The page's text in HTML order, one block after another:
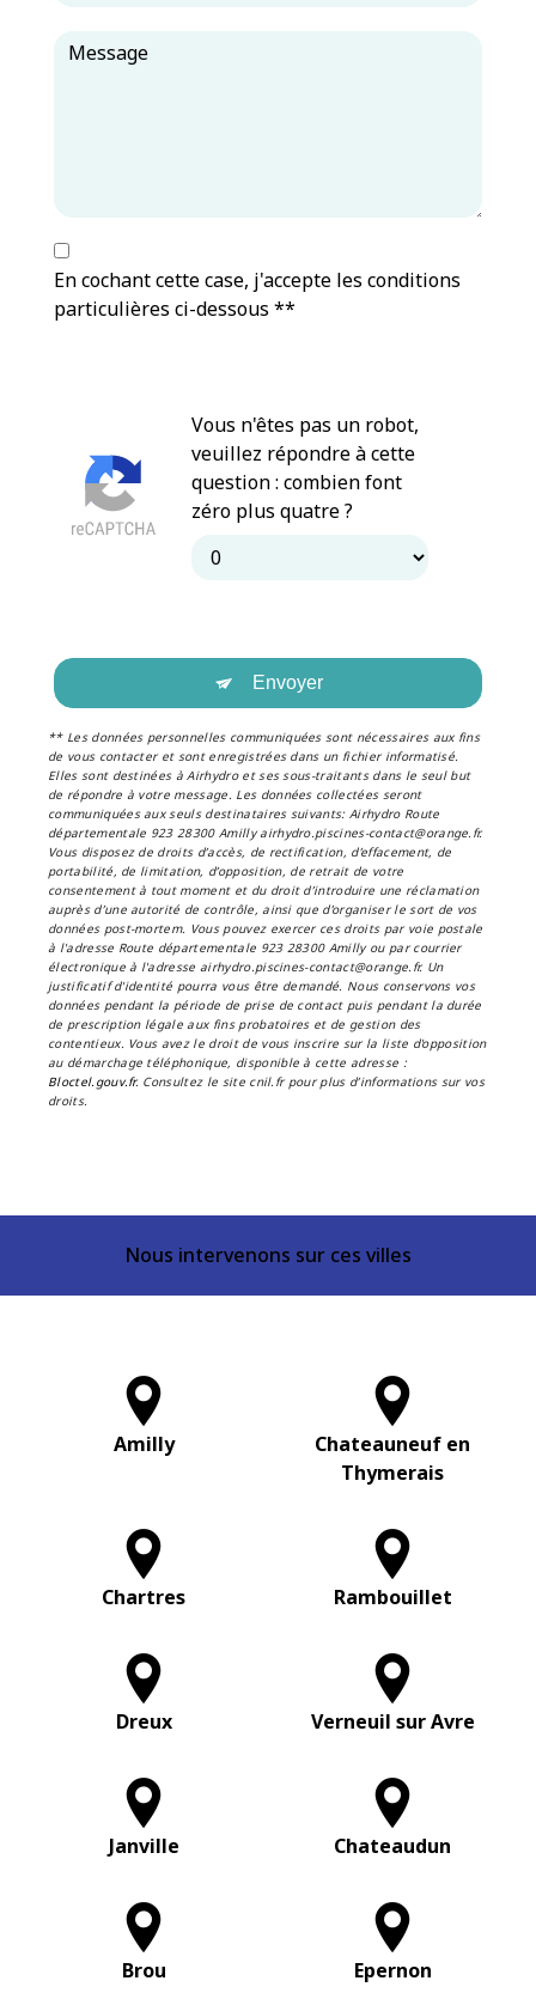
En cochant cette case, j'accepte les conditions
particulières ci-dessous **
Vous n'êtes pas un robot,
veuillez répondre à cette
question : combien font
zéro plus quatre ?
Envoyer
** Les données personnelles communiquées sont nécessaires aux fins
de vous contacter et sont enregistrées dans un fichier informatisé.
Elles sont destinées à Airhydro et ses sous-traitants dans le seul but
de répondre à votre message. Les données collectées seront
communiquées aux seuls destinataires suivants: Airhydro Route
départementale 923 28300 Amilly airhydro.piscines-contact@orange.fr.
Vous disposez de droits d’accès, de rectification, d’effacement, de
portabilité, de limitation, d’opposition, de retrait de votre
consentement à tout moment et du droit d’introduire une réclamation
auprès d’une autorité de contrôle, ainsi que d’organiser le sort de vos
données post-mortem. Vous pouvez exercer ces droits par voie postale
à l'adresse Route départementale 923 28300 Amilly ou par courrier
électronique à l'adresse airhydro.piscines-contact@orange.fr. Un
justificatif d'identité pourra vous être demandé. Nous conservons vos
données pendant la période de prise de contact puis pendant la durée
de prescription légale aux fins probatoires et de gestion des
contentieux. Vous avez le droit de vous inscrire sur la liste d'opposition
au démarchage téléphonique, disponible à cette adresse :
Bloctel.gouv.fr. Consultez le site cnil.fr pour plus d’informations sur vos
droits.
Nous intervenons sur ces villes
Amilly
Chateauneuf en
Thymerais
Chartres Rambouillet
Dreux Verneuil sur Avre
Janville Chateaudun
Brou Epernon